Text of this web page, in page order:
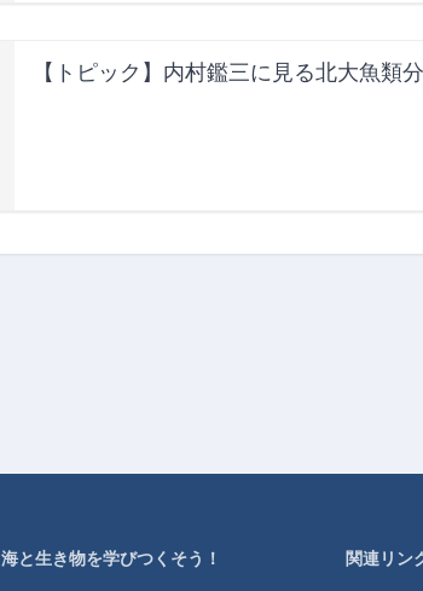
【トピック】内村鑑三に見る北大魚類
海と生き物を学びつくそう！ 関連リン